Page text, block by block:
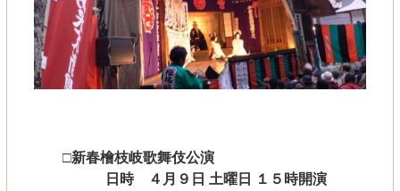
□新春檜枝岐歌舞伎公演
日時 ４月９日 土曜日 １５時開演